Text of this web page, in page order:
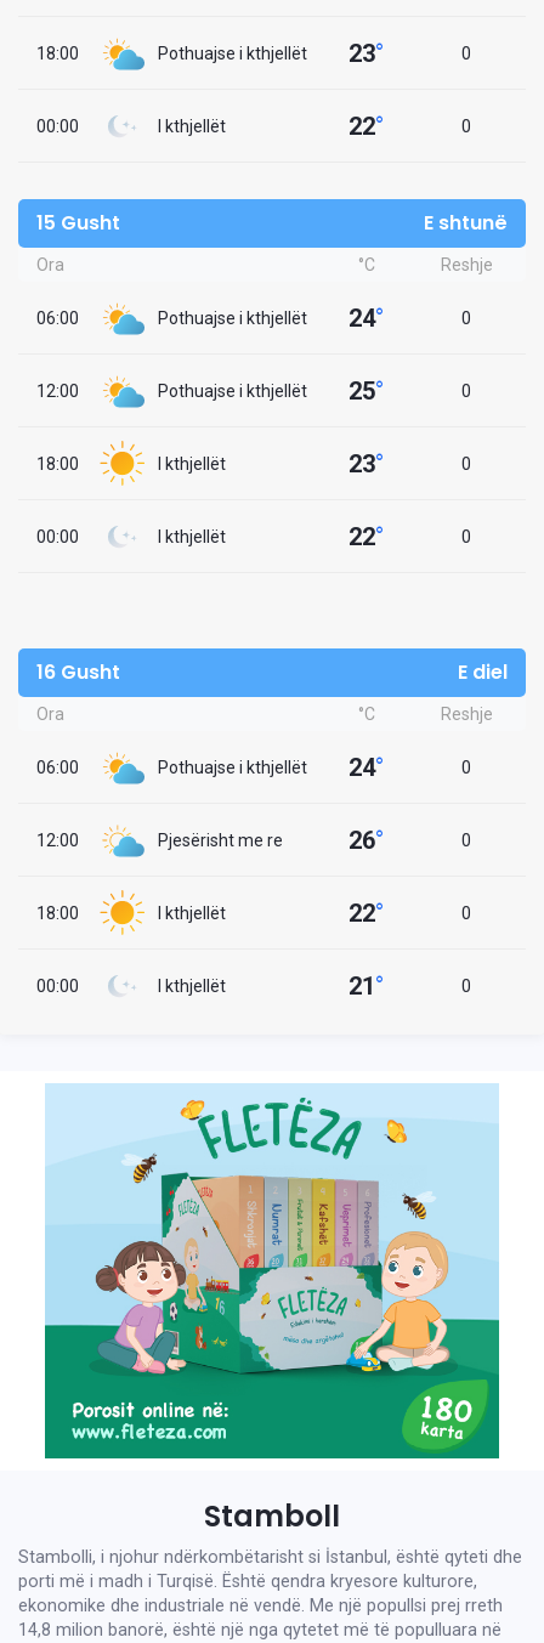
18:00 Pothuajse i kthjellët 23° 0
00:00 I kthjellët 22° 0
15 Gusht E shtunë
Ora °C Reshje
06:00 Pothuajse i kthjellët 24° 0
12:00 Pothuajse i kthjellët 25° 0
18:00 I kthjellët 23° 0
00:00 I kthjellët 22° 0
16 Gusht E diel
Ora °C Reshje
06:00 Pothuajse i kthjellët 24° 0
12:00 Pjesërisht me re 26° 0
18:00 I kthjellët 22° 0
00:00 I kthjellët 21° 0
Stamboll
Stambolli, i njohur ndërkombëtarisht si İstanbul, është qyteti dhe
porti më i madh i Turqisë. Është qendra kryesore kulturore,
ekonomike dhe industriale në vendë. Me një popullsi prej rreth
14,8 milion banorë, është një nga qytetet më të populluara në